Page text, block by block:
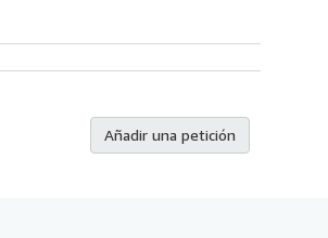
Añadir una petición